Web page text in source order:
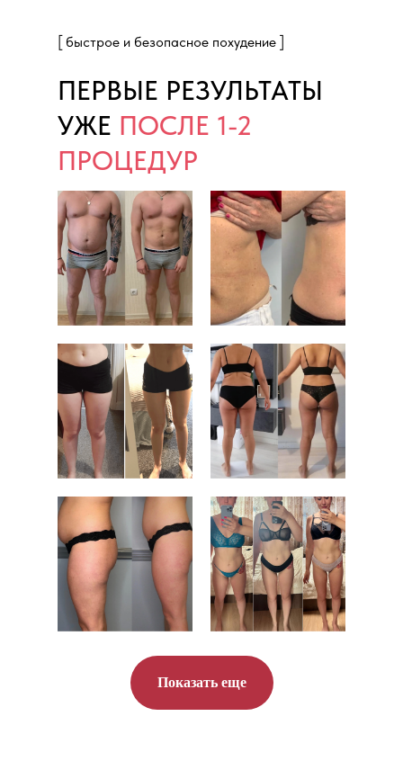
[ быстрое и безопасное похудение ]
ПЕРВЫЕ РЕЗУЛЬТАТЫ
УЖЕ ПОСЛЕ 1-2
ПРОЦЕДУР
Показать еще